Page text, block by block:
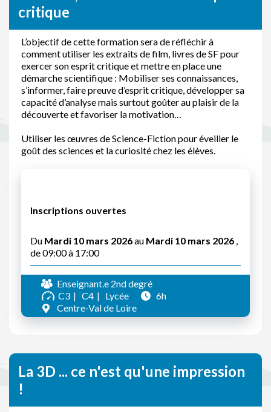
critique
L’objectif de cette formation sera de réfléchir à
comment utiliser les extraits de film, livres de SF pour
exercer son esprit critique et mettre en place une
démarche scientifique : Mobiliser ses connaissances,
s’informer, faire preuve d’esprit critique, développer sa
capacité d’analyse mais surtout goûter au plaisir de la
découverte et favoriser la motivation…
Utiliser les œuvres de Science-Fiction pour éveiller le
goût des sciences et la curiosité chez les élèves.
Inscriptions ouvertes
Du Mardi 10 mars 2026au Mardi 10 mars 2026 ,
de 09:00 à 17:00
Enseignant.e 2nd degré
C3
C4 Lycée
6h
Centre-Val de Loire
La 3D ... ce n'est qu'une impression
!